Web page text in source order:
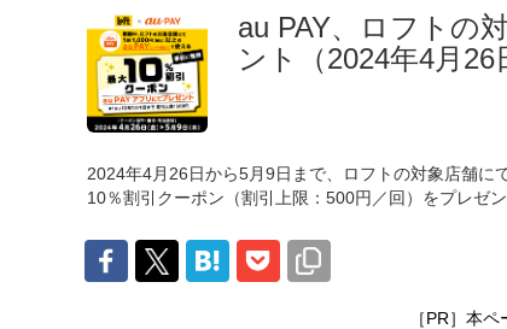
au PAY、ロフトの
ント（2024年4月26
2024年4月26日から5月9日まで、ロフトの対象店舗に
10％割引クーポン（割引上限：500円／回）をプレゼ
［PR］本